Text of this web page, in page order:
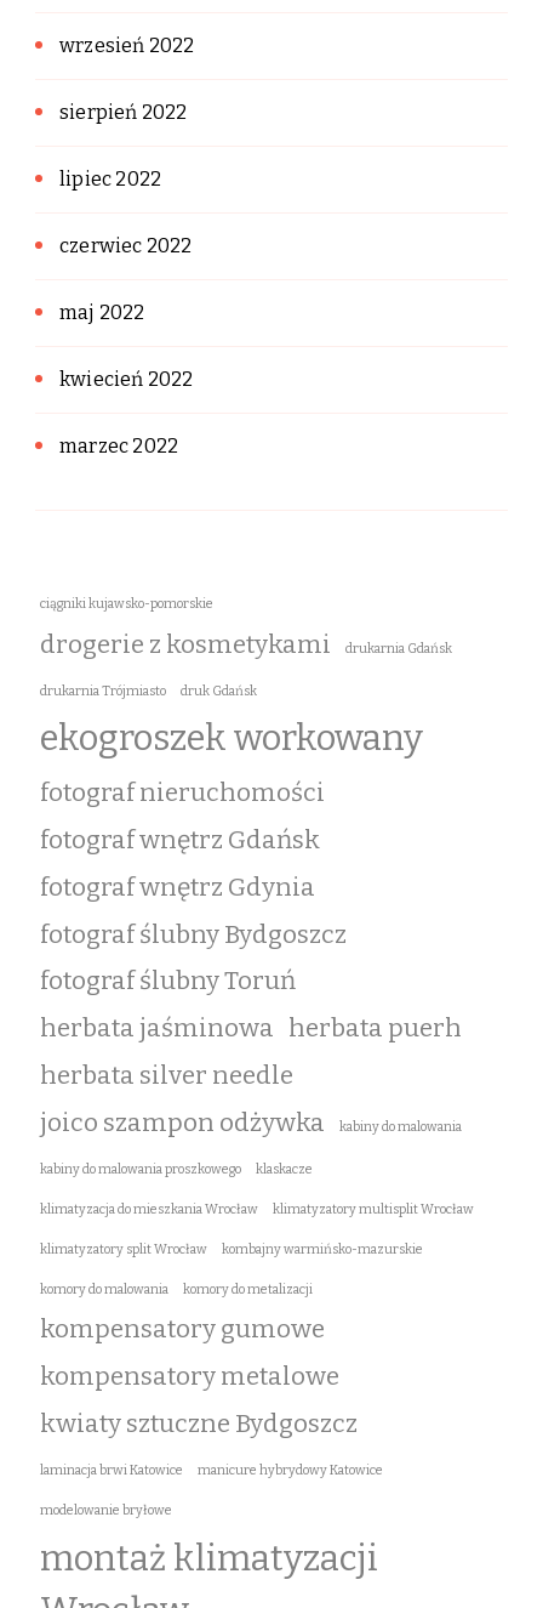
wrzesień 2022
sierpień 2022
lipiec 2022
czerwiec 2022
maj 2022
kwiecień 2022
marzec 2022
ciągniki kujawsko-pomorskie
drogerie z kosmetykami drukarnia Gdańsk
drukarnia Trójmiasto druk Gdańsk
ekogroszek workowany
fotograf nieruchomości
fotograf wnętrz Gdańsk
fotograf wnętrz Gdynia
fotograf ślubny Bydgoszcz
fotograf ślubny Toruń
herbata jaśminowa herbata puerh
herbata silver needle
joico szampon odżywka
kabiny do malowania
kabiny do malowania proszkowego klaskacze
klimatyzacja do mieszkania Wrocław klimatyzatory multisplit Wrocław
klimatyzatory split Wrocław kombajny warmińsko-mazurskie
komory do malowania komory do metalizacji
kompensatory gumowe
kompensatory metalowe
kwiaty sztuczne Bydgoszcz
laminacja brwi Katowice manicure hybrydowy Katowice
modelowanie bryłowe
montaż klimatyzacji